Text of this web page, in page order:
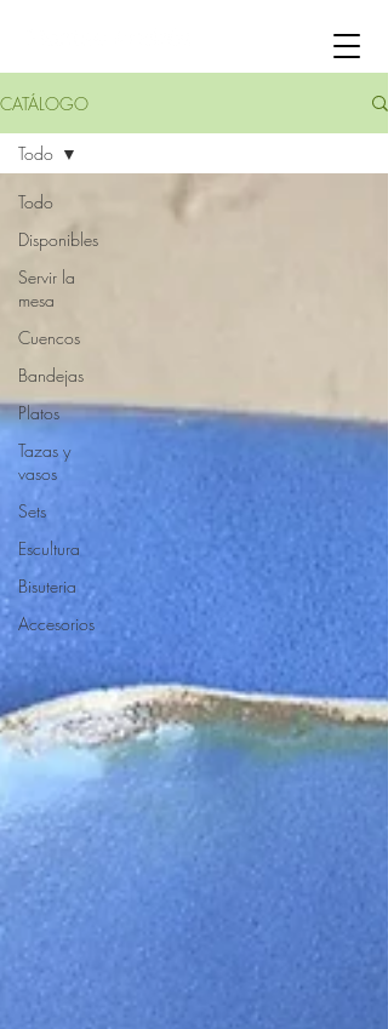
CATÁLOGO
Todo
Disponibles
Servir la
mesa
Cuencos
Bandejas
Platos
Tazas y
vasos
Sets
Escultura
Bisuteria
Accesorios
Todo